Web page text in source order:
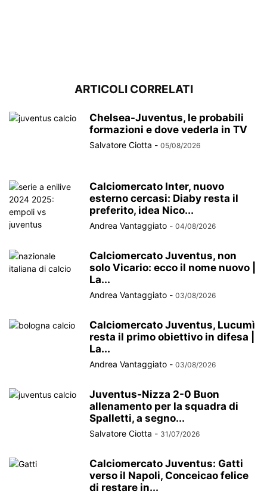
ARTICOLI CORRELATI
Chelsea-Juventus, le probabili
formazioni e dove vederla in TV
Salvatore Ciotta - 05/08/2026
Calciomercato Inter, nuovo
esterno cercasi: Diaby resta il
preferito, idea Nico...
Andrea Vantaggiato - 04/08/2026
Calciomercato Juventus, non
solo Vicario: ecco il nome nuovo |
La...
Andrea Vantaggiato - 03/08/2026
Calciomercato Juventus, Lucumì
resta il primo obiettivo in difesa |
La...
Andrea Vantaggiato - 03/08/2026
Juventus-Nizza 2-0 Buon
allenamento per la squadra di
Spalletti, a segno...
Salvatore Ciotta - 31/07/2026
Calciomercato Juventus: Gatti
verso il Napoli, Conceicao felice
di restare in...